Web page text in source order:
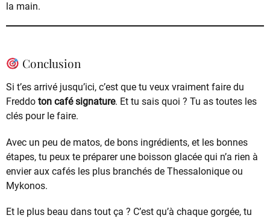
la main.
Conclusion
Si t’es arrivé jusqu’ici, c’est que tu veux vraiment faire du
Freddo ton café signature. Et tu sais quoi ? Tu as toutes les
clés pour le faire.
Avec un peu de matos, de bons ingrédients, et les bonnes
étapes, tu peux te préparer une boisson glacée qui n’a rien à
envier aux cafés les plus branchés de Thessalonique ou
Mykonos.
Et le plus beau dans tout ça ? C’est qu’à chaque gorgée, tu